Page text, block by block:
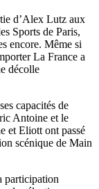
d’Alex Lutz aux
Sports de Paris,
encore. Même si
La France a
décolle
capacités de
Antoine et le
et Eliott ont passé
scénique de Main
participation